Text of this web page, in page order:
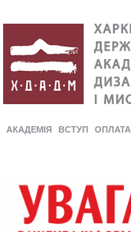
АКАДЕМІЯ ВСТУП ОПЛАТА